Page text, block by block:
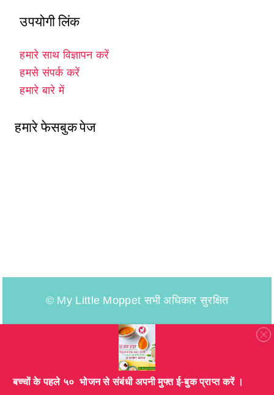
उपयोगी लिंक
हमारे साथ विज्ञापन करें
हमसे संपर्क करें
हमारे बारे में
हमारे फेसबुक पेज
© My Little Moppet सभी अधिकार सुरक्षित
​बच्चों के पहले ५० भोजन से संबंधी अपनी मुफ्त ई-बुक प्राप्त करें ।